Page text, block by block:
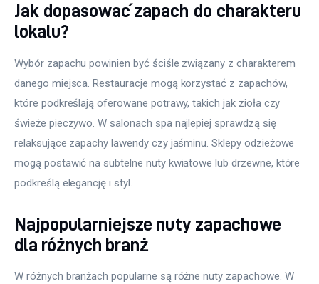
Jak dopasować zapach do charakteru
lokalu?
Wybór zapachu powinien być ściśle związany z charakterem
danego miejsca. Restauracje mogą korzystać z zapachów,
które podkreślają oferowane potrawy, takich jak zioła czy
świeże pieczywo. W salonach spa najlepiej sprawdzą się
relaksujące zapachy lawendy czy jaśminu. Sklepy odzieżowe
mogą postawić na subtelne nuty kwiatowe lub drzewne, które
podkreślą elegancję i styl.
Najpopularniejsze nuty zapachowe
dla różnych branż
W różnych branżach popularne są różne nuty zapachowe. W